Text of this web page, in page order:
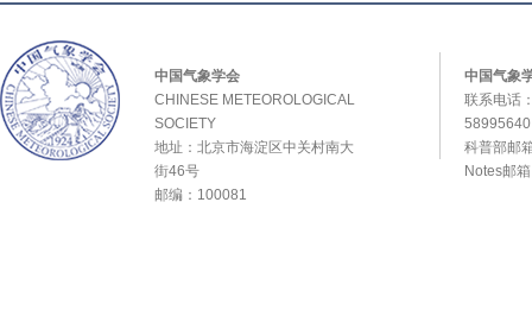
中国气象学会
CHINESE METEOROLOGICAL
SOCIETY
地址：北京市海淀区中关村南大
街46号
邮编：100081
中国气象
联系电话
科普部邮
Notes邮